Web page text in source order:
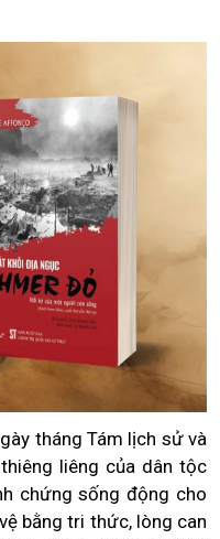
tháng Tám lịch sử và
liêng của dân tộc
chứng sống động cho
bằng tri thức, lòng can